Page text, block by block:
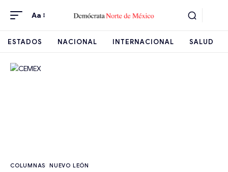
Aa
ESTADOS NACIONAL INTERNACIONAL SALUD
NUEVO LEÓN